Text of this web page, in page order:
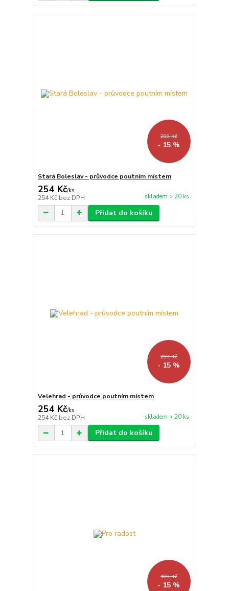
299 Kč
- 15 %
Stará Boleslav - průvodce poutním místem
254 Kč/ks
254 Kč bez DPH skladem > 20 ks
Přidat do košíku
299 Kč
- 15 %
Velehrad - průvodce poutním místem
254 Kč/ks
254 Kč bez DPH skladem > 20 ks
Přidat do košíku
189 Kč
- 15 %